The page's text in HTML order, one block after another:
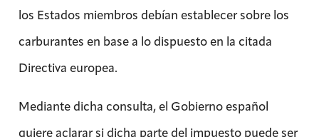
los Estados miembros debían establecer sobre los
carburantes en base a lo dispuesto en la citada
Directiva europea.
Mediante dicha consulta, el Gobierno español
quiere aclarar si dicha parte del impuesto puede ser